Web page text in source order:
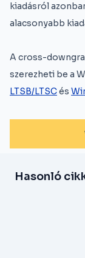
kiadásról
alacsonyabb
A cross-
szerezheti be a
LTSB/LTSCés
Hasonló